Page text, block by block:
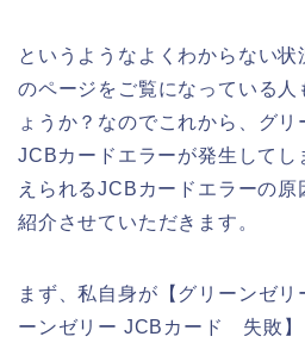
というようなよくわからない状
のページをご覧になっている人
ょうか？なのでこれから、グ
JCBカードエラーが発生してし
えられるJCBカードエラーの
紹介させていただきます。
まず、私自身が【グリーンゼ
ーンゼリー JCBカード 失敗】